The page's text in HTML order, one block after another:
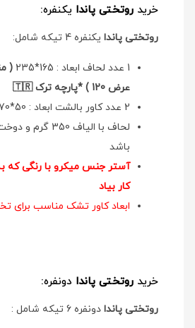
خرید روتختی پاندا یکنفره:
روتختی پاندا یکنفره 4 تیکه شامل:
1 عدد لحاف ابعاد : 165*235
(
عرض 120 ) *پارچه ترک 🇹🇷
2 عدد کاور بالشت ابعاد : 50*70
لحاف با الیاف
باشد
آستر جنس میکرو با رنگی که
کار بیاد
ابعاد کاور تشک مناسب برای تخت 120 می
خرید روتختی پاندا دونفره:
روتختی پاندا دونفره 6 تیکه شامل :